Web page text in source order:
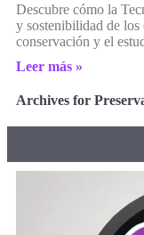
Descubre cómo la
y sostenibilidad de los
conservación y el
Leer más »
Archives for